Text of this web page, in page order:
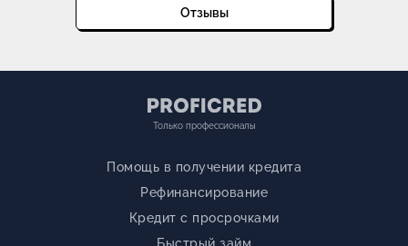
Отзывы
Только профессионалы
Помощь в получении кредита
Рефинансирование
Кредит с просрочками